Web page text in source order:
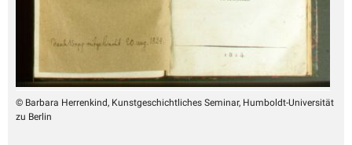
© Barbara Herrenkind, Kunstgeschichtliches Seminar, Humboldt-Universität
zu Berlin